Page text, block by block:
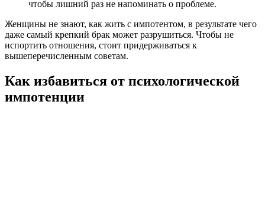
чтобы лишний раз не напоминать о проблеме.
Женщины не знают, как жить с импотентом, в результате чего
даже самый крепкий брак может разрушиться. Чтобы не
испортить отношения, стоит придерживаться к
вышеперечисленным советам.
Как избавиться от психологической
импотенции